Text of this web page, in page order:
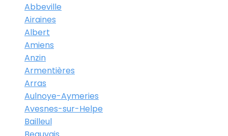
Abbeville
Airaines
Albert
Amiens
Anzin
Armentières
Arras
Aulnoye-Aymeries
Avesnes-sur-Helpe
Bailleul